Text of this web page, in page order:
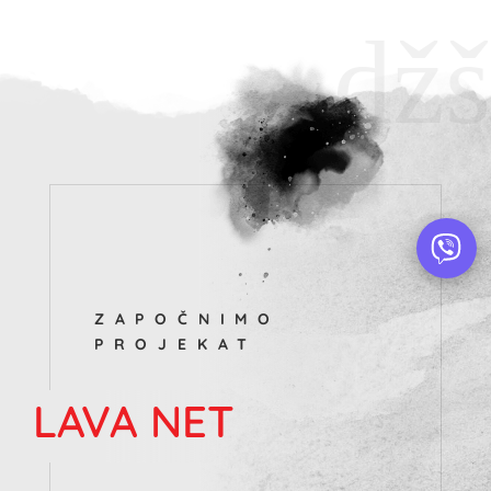
džš
ZAPOČNIMO
PROJEKAT
LAVA NET